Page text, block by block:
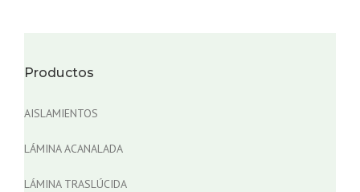
Productos
AISLAMIENTOS
LÁMINA ACANALADA
LÁMINA TRASLÚCIDA